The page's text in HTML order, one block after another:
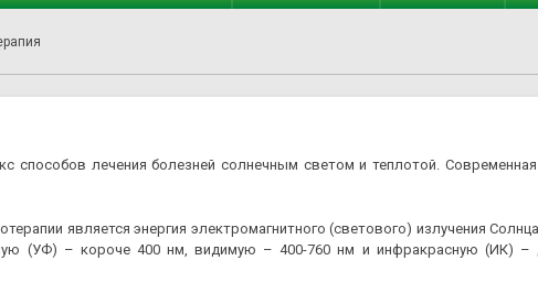
способов лечения болезней солнечным светом и теплотой.
является энергия электромагнитного (светового) излучения
(УФ) – короче 400 нм, видимую – 400-760 нм и инфракрасную (ИК) –